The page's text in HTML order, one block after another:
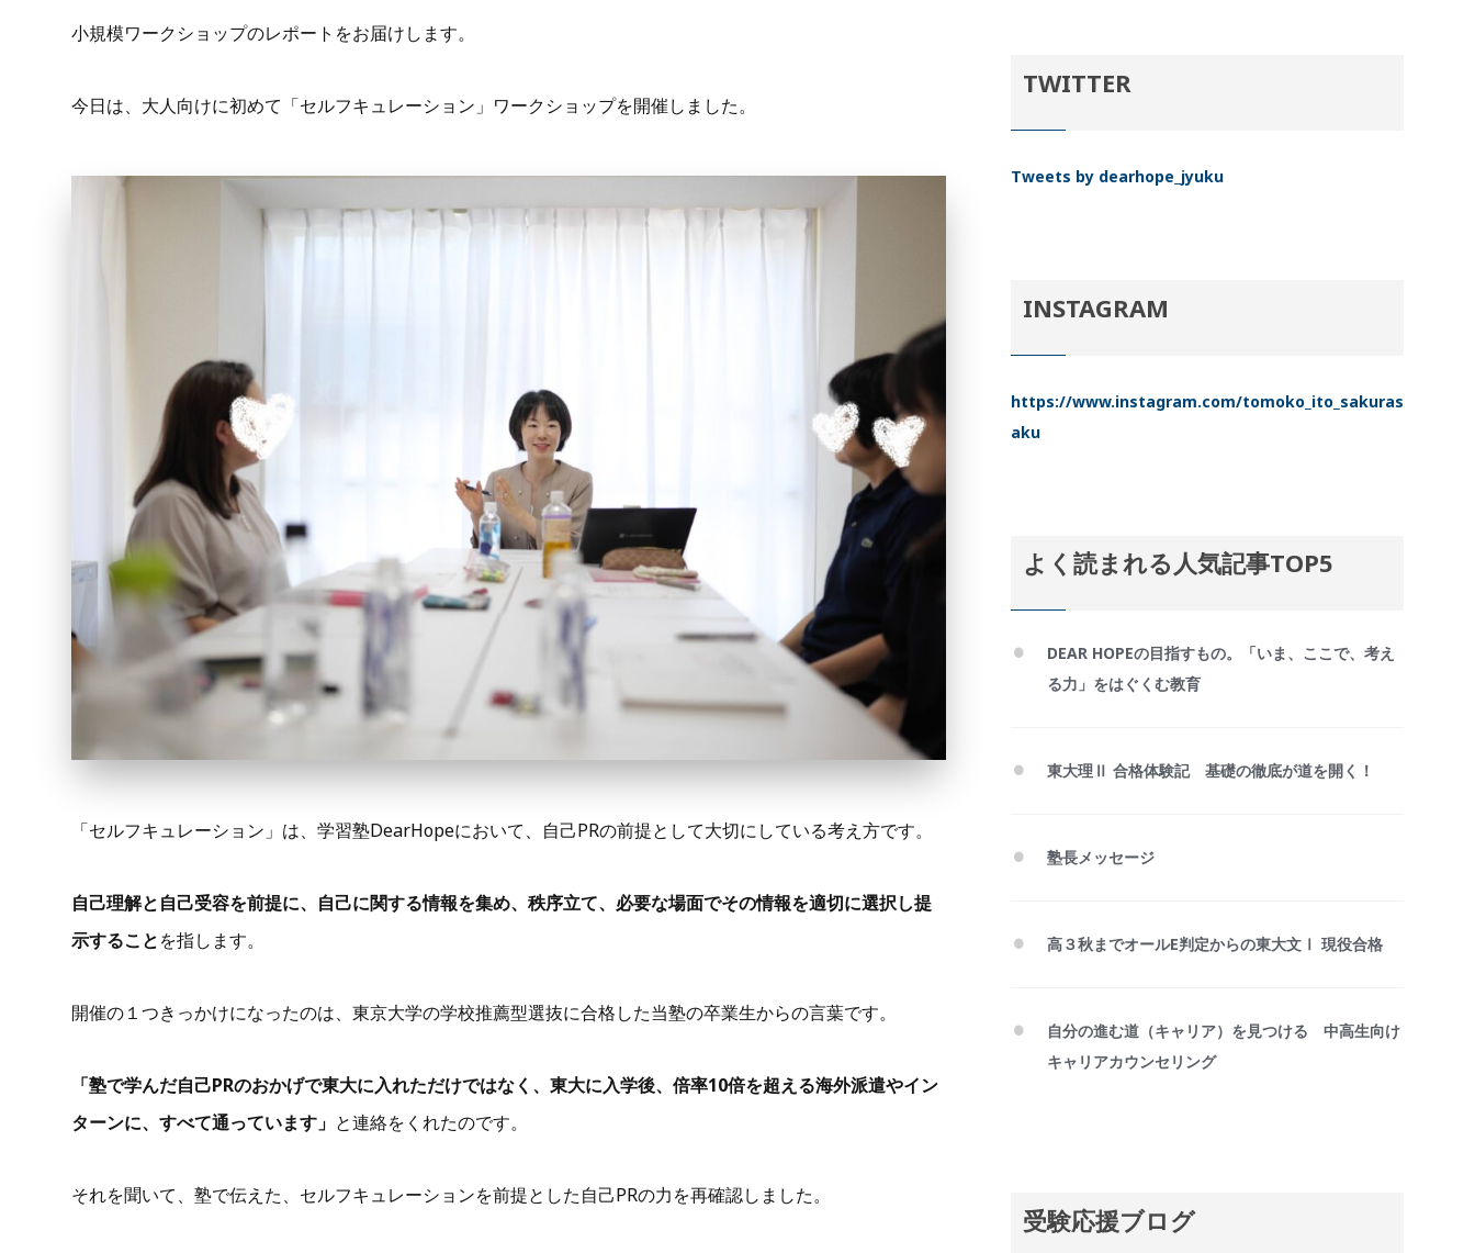
小規模ワークショップのレポートをお届けします。
今日は、大人向けに初めて「セルフキュレーション」ワークショップを開催しました。
「セルフキュレーション」は、学習塾DearHopeにおいて、自己PRの前提として大切にしている考え方です。
自己理解と自己受容を前提に、自己に関する情報を集め、秩序立て、必要な場面でその情報を適切に選択し提
示することを指します。
開催の１つきっかけになったのは、東京大学の学校推薦型選抜に合格した当塾の卒業生からの言葉です。
「塾で学んだ自己PRのおかげで東大に入れただけではなく、東大に入学後、倍率10倍を超える海外派遣やイン
ターンに、すべて通っています」 と連絡をくれたのです。
それを聞いて、塾で伝えた、セルフキュレーションを前提とした自己PRの力を再確認しました。
TWITTER
Tweets by dearhope_jyuku
INSTAGRAM
https://www.instagram.com/tomoko_ito_sakuras
aku
よく読まれる人気記事TOP5
DEAR HOPEの目指すもの。「いま、ここで、考え
る力」をはぐくむ教育
東大理Ⅱ 合格体験記 基礎の徹底が道を開く！
塾長メッセージ
高３秋までオールE判定からの東大文Ⅰ 現役合格
自分の進む道（キャリア）を見つける 中高生向け
キャリアカウンセリング
受験応援ブログ